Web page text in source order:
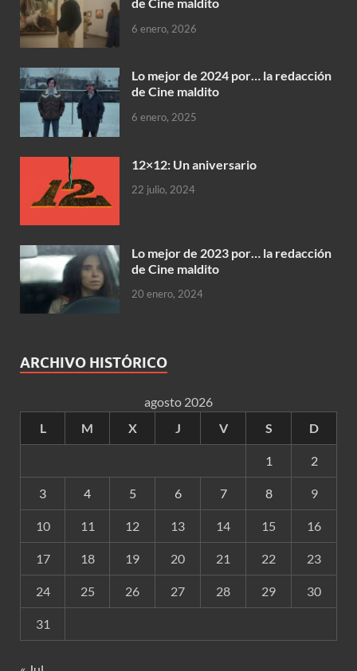
de Cine maldito
6 enero, 2026
Lo mejor de 2024 por… la redacción
de Cine maldito
6 enero, 2025
12×12: Un aniversario
22 julio, 2024
Lo mejor de 2023 por… la redacción
de Cine maldito
20 enero, 2024
ARCHIVO HISTÓRICO
agosto 2026
L
M X J V S D
1 2
3 4 5 6 7 8 9
10 11 12 13 14 15 16
17 18 19 20 21 22 23
24 25 26 27 28 29 30
31